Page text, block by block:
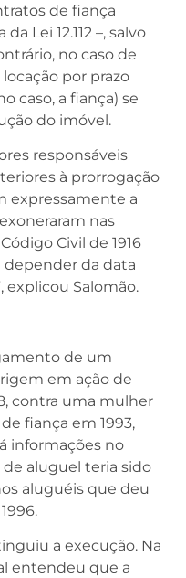
de fiança
Lei 12.112 –, salvo
no caso de
por prazo
caso, a fiança) se
do imóvel.
responsáveis
à prorrogação
expressamente a
nas
Civil de 1916
depender da data
explicou Salomão.
de um
em ação de
contra uma mulher
fiança em 1993,
informações no
aluguel teria sido
aluguéis que deu
a execução. Na
entendeu que a